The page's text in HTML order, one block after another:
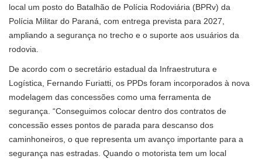
local um posto do Batalhão de Polícia Rodoviária (BPRv) da
Polícia Militar do Paraná, com entrega prevista para 2027,
ampliando a segurança no trecho e o suporte aos usuários da
rodovia.
De acordo com o secretário estadual da Infraestrutura e
Logística, Fernando Furiatti, os PPDs foram incorporados à nova
modelagem das concessões como uma ferramenta de
segurança. “Conseguimos colocar dentro dos contratos de
concessão esses pontos de parada para descanso dos
caminhoneiros, o que representa um avanço importante para a
segurança nas estradas. Quando o motorista tem um local